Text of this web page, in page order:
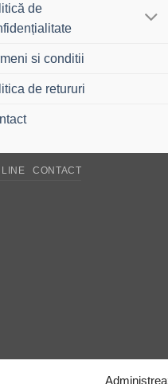
de
si conditii
de retururi
CONTACT